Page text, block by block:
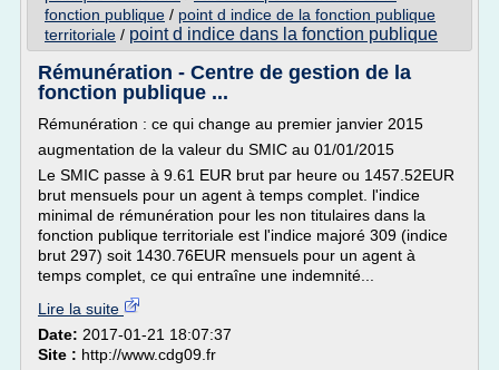
fonction publique / point d indice de la fonction publique
territoriale / point d indice dans la fonction publique
Rémunération - Centre de gestion de la
fonction publique ...
Rémunération : ce qui change au premier janvier 2015
augmentation de la valeur du SMIC au 01/01/2015
Le SMIC passe à 9.61 EUR brut par heure ou 1457.52EUR
brut mensuels pour un agent à temps complet. l'indice
minimal de rémunération pour les non titulaires dans la
fonction publique territoriale est l'indice majoré 309 (indice
brut 297) soit 1430.76EUR mensuels pour un agent à
temps complet, ce qui entraîne une indemnité...
Lire la suite
Date: 2017-01-21 18:07:37
Site : http://www.cdg09.fr